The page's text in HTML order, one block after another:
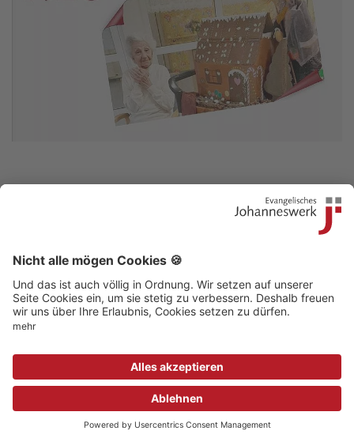
Beschwerdestelle Impressum Sitemap